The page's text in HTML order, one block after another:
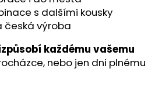
s dalšími kousky
česká výroba
každému vašemu
nebo jen dni plnému